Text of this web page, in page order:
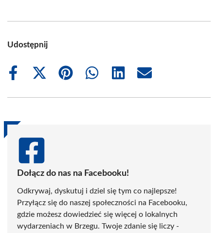
Udostępnij
Share
Share
(Twitter)
Share
Share
Share
Share
Dołącz do nas na Facebooku!
Odkrywaj, dyskutuj i dziel się tym co najlepsze!
Przyłącz się do naszej społeczności na Facebooku,
gdzie możesz dowiedzieć się więcej o lokalnych
wydarzeniach w Brzegu. Twoje zdanie się liczy -